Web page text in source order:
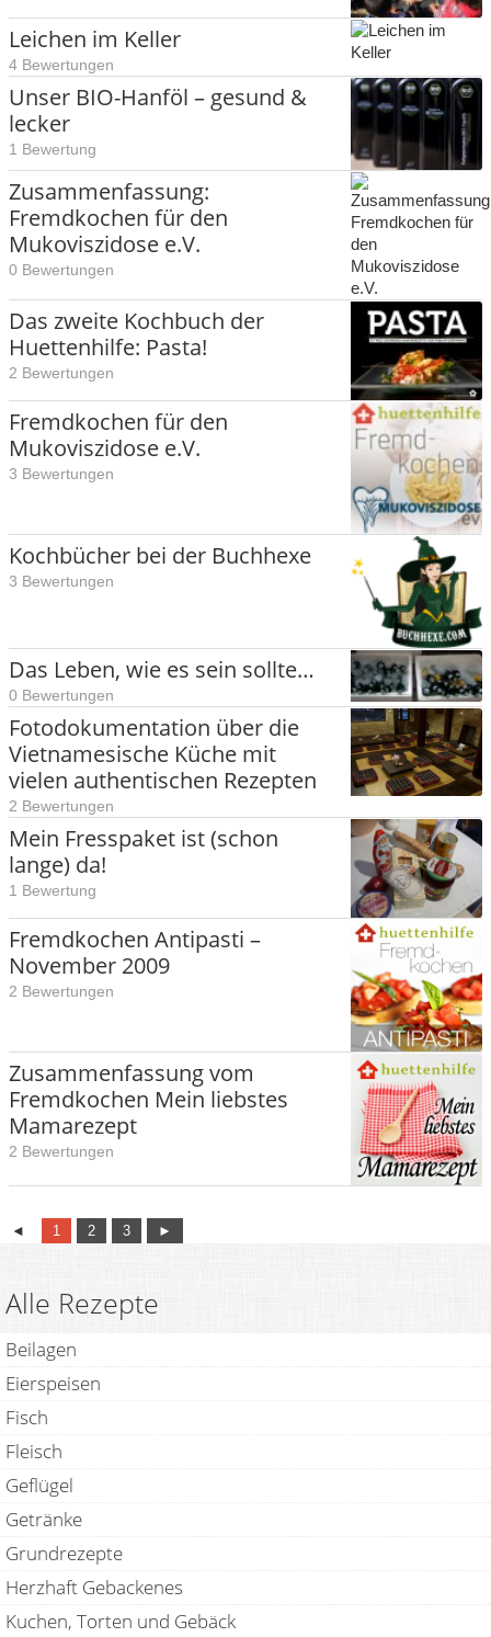
Leichen im Keller
4 Bewertungen
Unser BIO-Hanföl – gesund &
lecker
1 Bewertung
Zusammenfassung:
Fremdkochen für den
Mukoviszidose e.V.
0 Bewertungen
Das zweite Kochbuch der
Huettenhilfe: Pasta!
2 Bewertungen
Fremdkochen für den
Mukoviszidose e.V.
3 Bewertungen
Kochbücher bei der Buchhexe
3 Bewertungen
Das Leben, wie es sein sollte…
0 Bewertungen
Fotodokumentation über die
Vietnamesische Küche mit
vielen authentischen Rezepten
2 Bewertungen
Mein Fresspaket ist (schon
lange) da!
1 Bewertung
Fremdkochen Antipasti –
November 2009
2 Bewertungen
Zusammenfassung vom
Fremdkochen Mein liebstes
Mamarezept
2 Bewertungen
◄ 1 2 3 ►
Alle Rezepte
Beilagen
Eierspeisen
Fisch
Fleisch
Geflügel
Getränke
Grundrezepte
Herzhaft Gebackenes
Kuchen, Torten und Gebäck